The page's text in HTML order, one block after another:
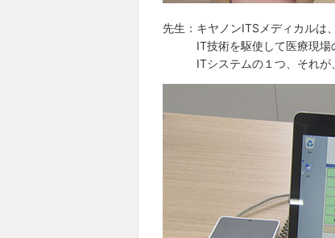
先生：キヤノンITSメディカルは
IT技術を駆使して医療現場の
ITシステムの１つ、それが、